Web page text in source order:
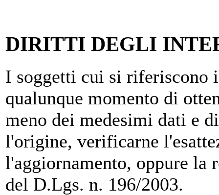
DIRITTI DEGLI
I soggetti cui si riferiscono
qualunque momento di
meno dei medesimi dati e
l'origine, verificarne
l'aggiornamento, oppure la
del D.Lgs. n. 196/2003.